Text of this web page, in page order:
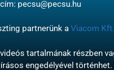
pecsu@pecsu.hu
partnerünk a Viacom Kft.
tartalmának részben
engedélyével